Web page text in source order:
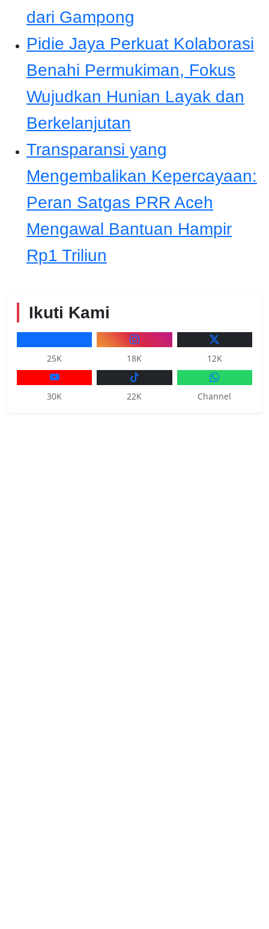
dari Gampong
Pidie Jaya Perkuat Kolaborasi
Benahi Permukiman, Fokus
Wujudkan Hunian Layak dan
Berkelanjutan
Transparansi yang
Mengembalikan Kepercayaan:
Peran Satgas PRR Aceh
Mengawal Bantuan Hampir
Rp1 Triliun
Ikuti Kami
25K 18K 12K
30K 22K Channel